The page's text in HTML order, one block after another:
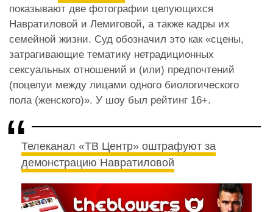
показывают две фотографии целующихся
Навратиловой и Лемиговой, а также кадры их
семейной жизни. Суд обозначил это как «сцены,
затрагивающие тематику нетрадиционных
сексуальных отношений и (или) предпочтений
(поцелуи между лицами одного биологического
пола (женского)». У шоу был рейтинг 16+.
Телеканал «ТВ Центр» оштрафуют за
демонстрацию Навратиловой